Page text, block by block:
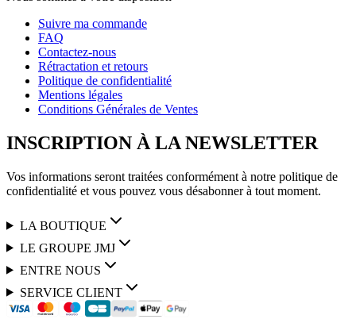
Suivre ma commande
FAQ
Contactez-nous
Rétractation et retours
Politique de confidentialité
Mentions légales
Conditions Générales de Ventes
INSCRIPTION À LA NEWSLETTER
Vos informations seront traitées conformément à notre politique de
confidentialité et vous pouvez vous désabonner à tout moment.
LA BOUTIQUE
LE GROUPE JMJ
ENTRE NOUS
SERVICE CLIENT